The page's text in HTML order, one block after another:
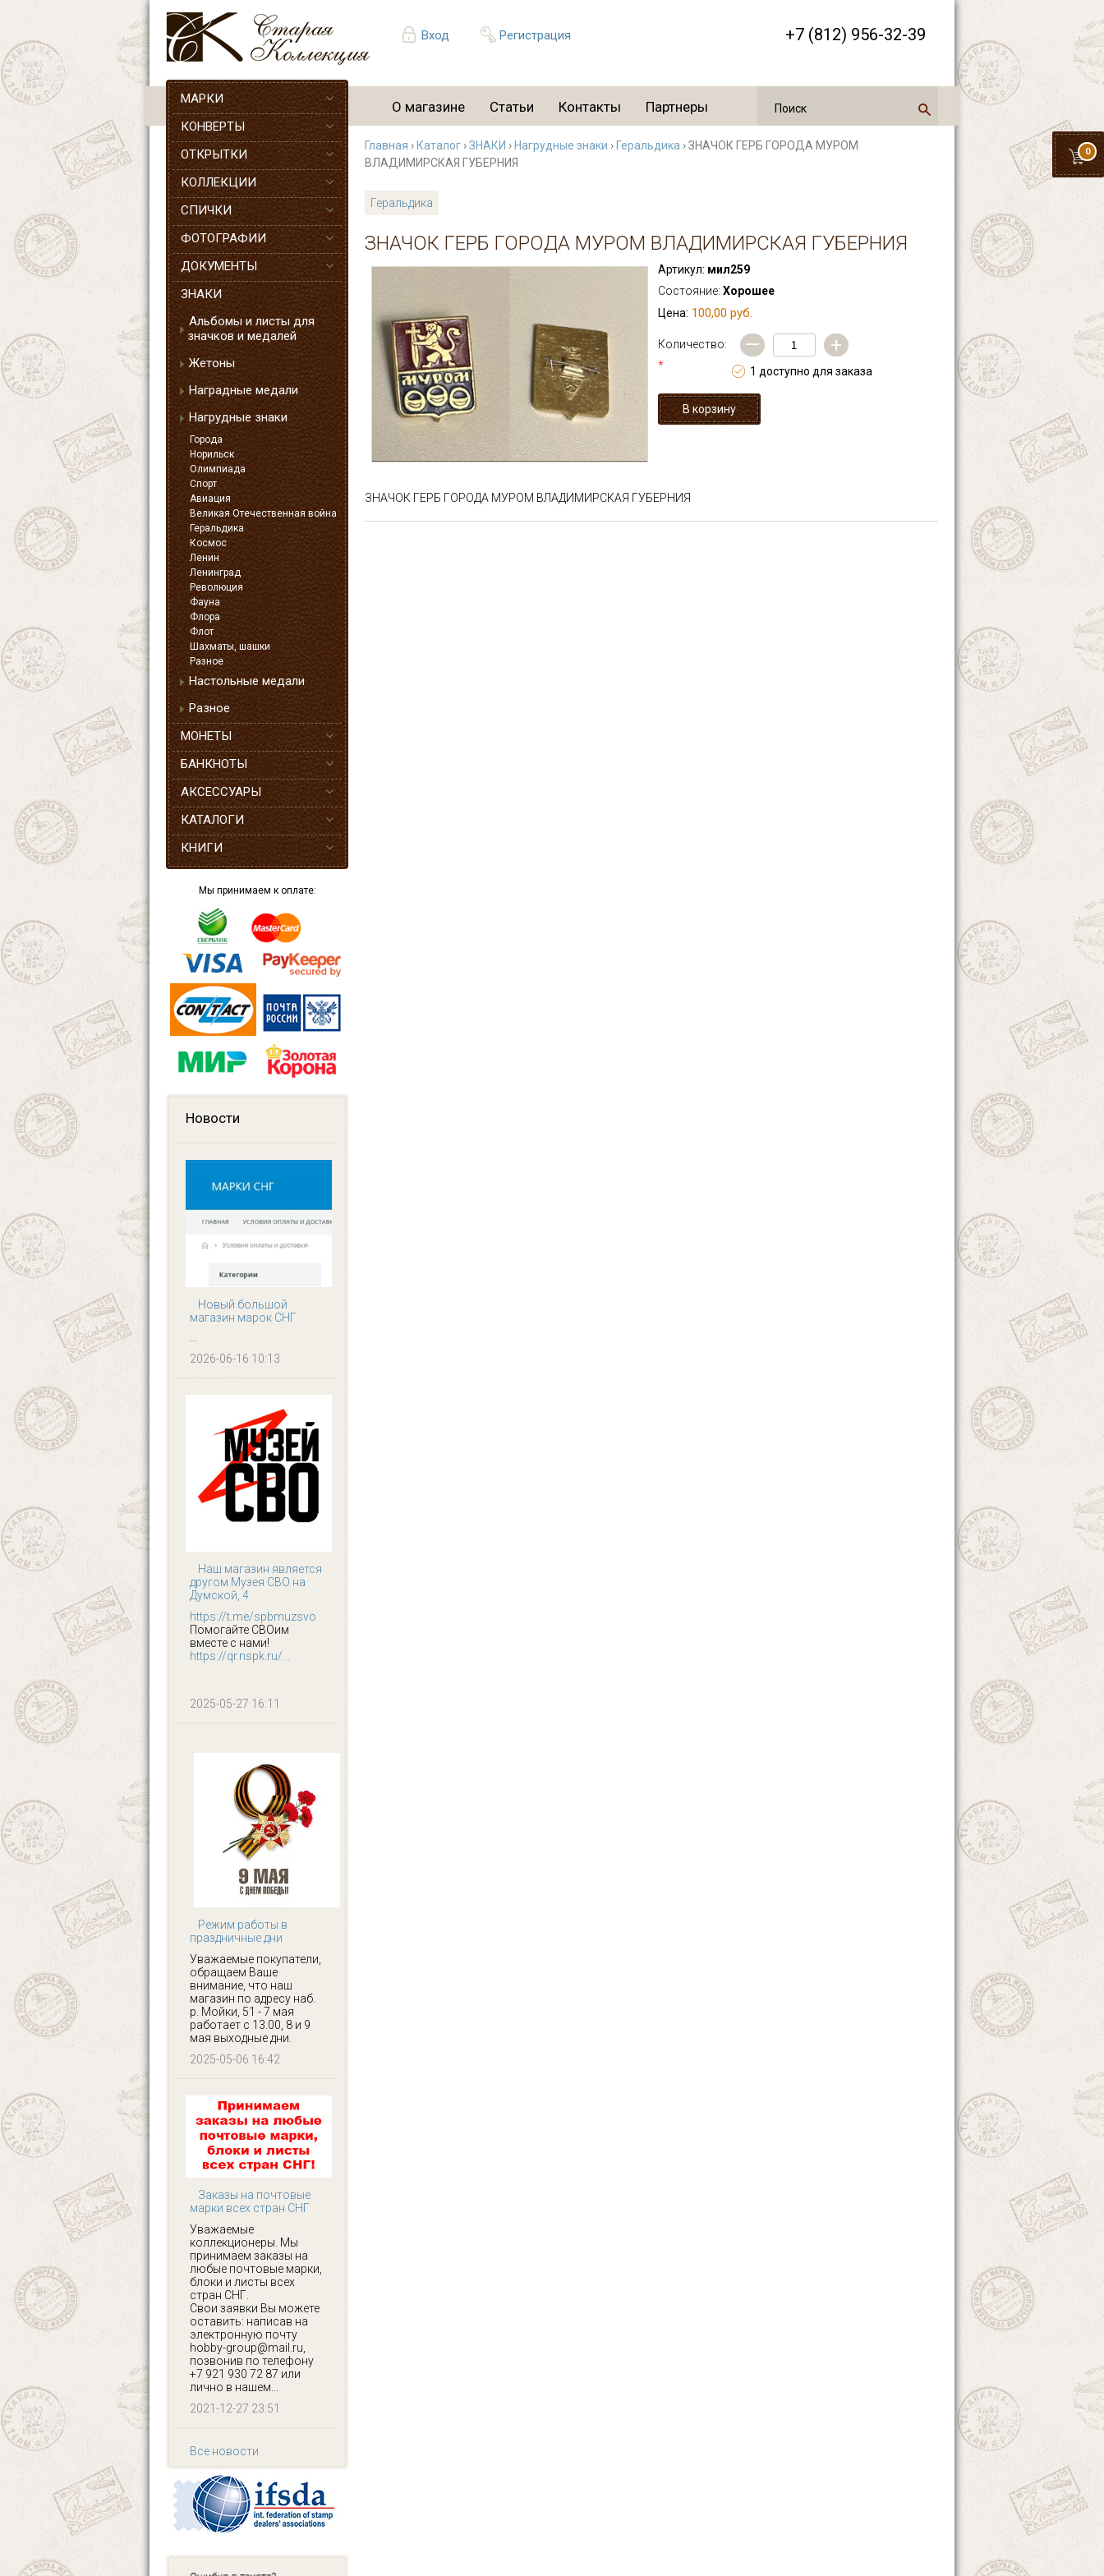
Вход Регистрация +7 (812) 956-32-39
0
О магазине Статьи Контакты Партнеры
МАРКИ
КОНВЕРТЫ
ОТКРЫТКИ
КОЛЛЕКЦИИ
СПИЧКИ
ФОТОГРАФИИ
ДОКУМЕНТЫ
ЗНАКИ
Альбомы и листы для
значков и медалей
Жетоны
Наградные медали
Нагрудные знаки
Города
Норильск
Олимпиада
Спорт
Авиация
Великая Отечественная война
Геральдика
Космос
Ленин
Ленинград
Революция
Фауна
Флора
Флот
Шахматы, шашки
Разное
Настольные медали
Разное
МОНЕТЫ
БАНКНОТЫ
АКСЕССУАРЫ
КАТАЛОГИ
КНИГИ
Мы принимаем к оплате:
Новости
Новый большой
магазин марок СНГ
...
2026-06-16 10:13
Наш магазин является
другом Музея СВО на
Думской, 4
https://t.me/spbmuzsvo
Помогайте СВОим
вместе с нами!
https://qr.nspk.ru/...
2025-05-27 16:11
Режим работы в
праздничные дни
Уважаемые покупатели,
обращаем Ваше
внимание, что наш
магазин по адресу наб.
р. Мойки, 51 - 7 мая
работает с 13.00, 8 и 9
мая выходные дни.
2025-05-06 16:42
Заказы на почтовые
марки всех стран СНГ
Уважаемые
коллекционеры. Мы
принимаем заказы на
любые почтовые марки,
блоки и листы всех
стран СНГ.
Свои заявки Вы можете
оставить: написав на
электронную почту
hobby-group@mail.ru,
позвонив по телефону
+7 921 930 72 87 или
лично в нашем...
2021-12-27 23:51
Все новости
Главная › Каталог ›ЗНАКИ › Нагрудные знаки › Геральдика › ЗНАЧОК ГЕРБ ГОРОДА МУРОМ
ВЛАДИМИРСКАЯ ГУБЕРНИЯ
Геральдика
ЗНАЧОК ГЕРБ ГОРОДА МУРОМ ВЛАДИМИРСКАЯ ГУБЕРНИЯ
Артикул: мил259
Состояние: Хорошее
Цена: 100,00 руб.
Количество:
*
— +
1 доступно для заказа
ЗНАЧОК ГЕРБ ГОРОДА МУРОМ ВЛАДИМИРСКАЯ ГУБЕРНИЯ